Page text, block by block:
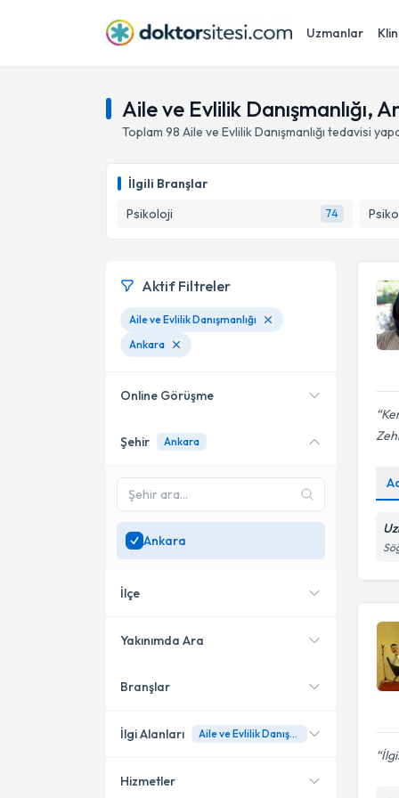
Uzmanlar
Aile ve Evlilik Danışmanlığı,
Toplam 98 Aile ve Evlilik Danışmanlığı tedavisi
İlgili Branşlar
Psikoloji
74
Aktif Filtreler
Aile ve Evlilik Danışmanlığı
Ankara
Online Görüşme
Online danışmanlık sunan
SadeceAnkara
uzman ara
Şehir Ankara
Ankara
İlçe
Çankaya
Yenimahalle
Yakınımda Ara
Konumuma yakın uzmanları
Branşlar
Psikoloji
İlgi Alanları Aile ve Evlilik Danışmanlığı
Hizmetler